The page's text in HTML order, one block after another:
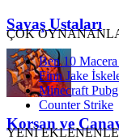
Savaş Ustaları
Korsan ve
ÇOK
Ben 10 Macera
Finn Jake
Minecraft
Counter Strike
YENİ